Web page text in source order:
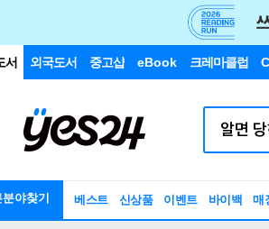
서 외국도서 중고샵 eBook 크레마클럽
야찾기 베스트 신상품 이벤트 바이백 매